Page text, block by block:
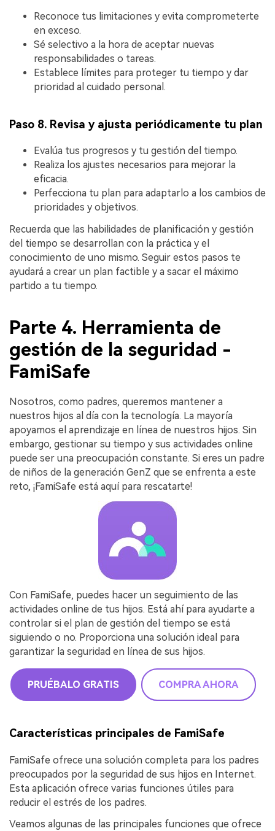
Reconoce tus limitaciones y evita comprometerte
en exceso.
Sé selectivo a la hora de aceptar nuevas
responsabilidades o tareas.
Establece límites para proteger tu tiempo y dar
prioridad al cuidado personal.
Paso 8. Revisa y ajusta periódicamente tu plan
Evalúa tus progresos y tu gestión del tiempo.
Realiza los ajustes necesarios para mejorar la
eficacia.
Perfecciona tu plan para adaptarlo a los cambios de
prioridades y objetivos.
Recuerda que las habilidades de planificación y gestión
del tiempo se desarrollan con la práctica y el
conocimiento de uno mismo. Seguir estos pasos te
ayudará a crear un plan factible y a sacar el máximo
partido a tu tiempo.
Parte 4. Herramienta de
gestión de la seguridad -
FamiSafe
Nosotros, como padres, queremos mantener a
nuestros hijos al día con la tecnología. La mayoría
apoyamos el aprendizaje en línea de nuestros hijos. Sin
embargo, gestionar su tiempo y sus actividades online
puede ser una preocupación constante. Si eres un padre
de niños de la generación GenZ que se enfrenta a este
reto, ¡FamiSafe está aquí para rescatarte!
Con FamiSafe, puedes hacer un seguimiento de las
actividades online de tus hijos. Está ahí para ayudarte a
controlar si el plan de gestión del tiempo se está
siguiendo o no. Proporciona una solución ideal para
garantizar la seguridad en línea de sus hijos.
PRUÉBALO GRATIS COMPRA AHORA
Características principales de FamiSafe
FamiSafe ofrece una solución completa para los padres
preocupados por la seguridad de sus hijos en Internet.
Esta aplicación ofrece varias funciones útiles para
reducir el estrés de los padres.
Veamos algunas de las principales funciones que ofrece